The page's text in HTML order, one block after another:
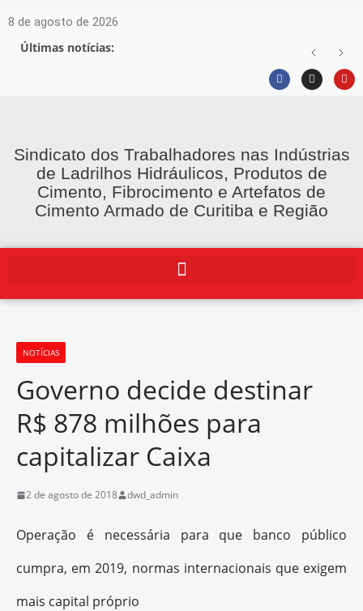
8 de agosto de 2026
Últimas notícias:
Sindicato dos Trabalhadores nas Indústrias
de Ladrilhos Hidráulicos, Produtos de
Cimento, Fibrocimento e Artefatos de
Cimento Armado de Curitiba e Região
NOTÍCIAS
Governo decide destinar
R$ 878 milhões para
capitalizar Caixa
2 de agosto de 2018 dwd_admin
Operação é necessária para que banco público
cumpra, em 2019, normas internacionais que exigem
mais capital próprio